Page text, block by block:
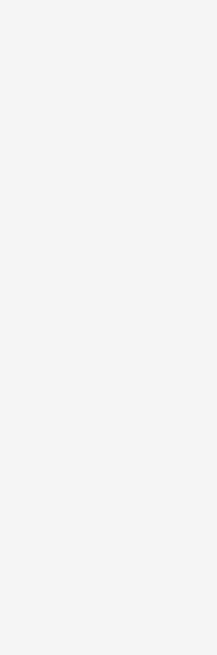
安を増やすことに
が整っている場所
利用できるでしょ
る人が集まるサー
相手と巡り会える可
を選ぶ